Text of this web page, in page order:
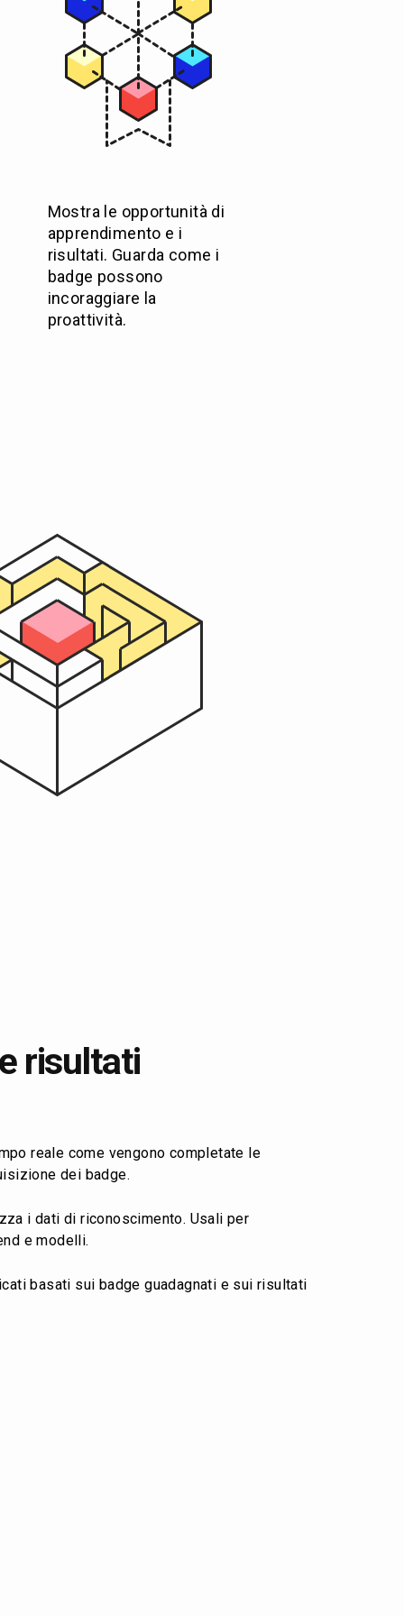
Mostra le opportunità di
apprendimento e i
risultati. Guarda come i
badge possono
incoraggiare la
proattività.
risultati
reale come vengono completate le
dei badge.
i dati di riconoscimento. Usali per
e modelli.
basati sui badge guadagnati e sui risultati